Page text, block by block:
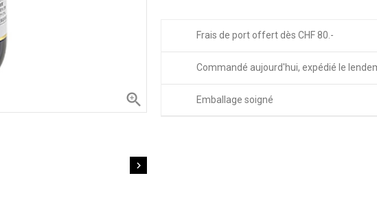


Frais de port offert dès CHF 80.-
Commandé aujourd'hui, expédié le
Emballage soigné